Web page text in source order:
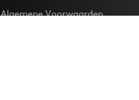
Algemene Voorwaarden